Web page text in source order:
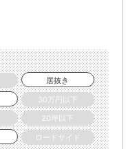
居抜き
30万円以下
20坪以下
ロードサイド